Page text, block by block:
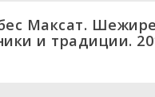
Максат.
и традиции.